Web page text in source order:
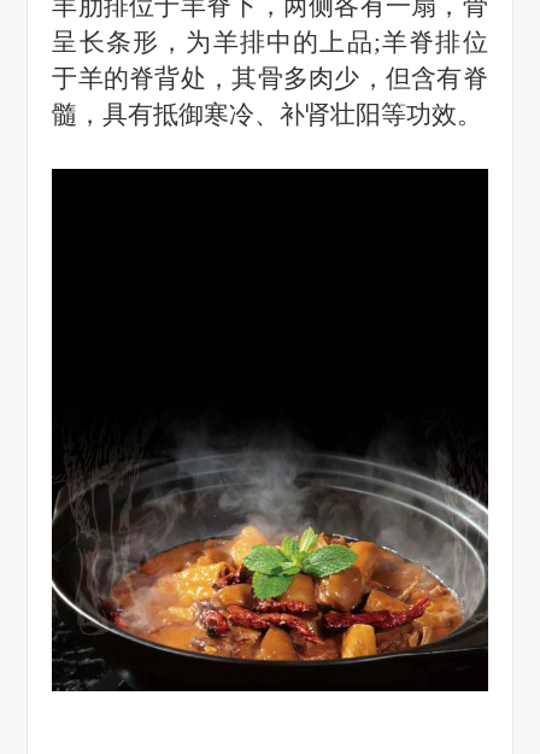
羊肋排位于羊脊下，两侧各有一扇，骨
呈长条形，为羊排中的上品;羊脊排位
于羊的脊背处，其骨多肉少，但含有脊
髓，具有抵御寒冷、补肾壮阳等功效。